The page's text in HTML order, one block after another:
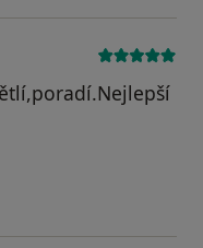
účet byl odstraněn